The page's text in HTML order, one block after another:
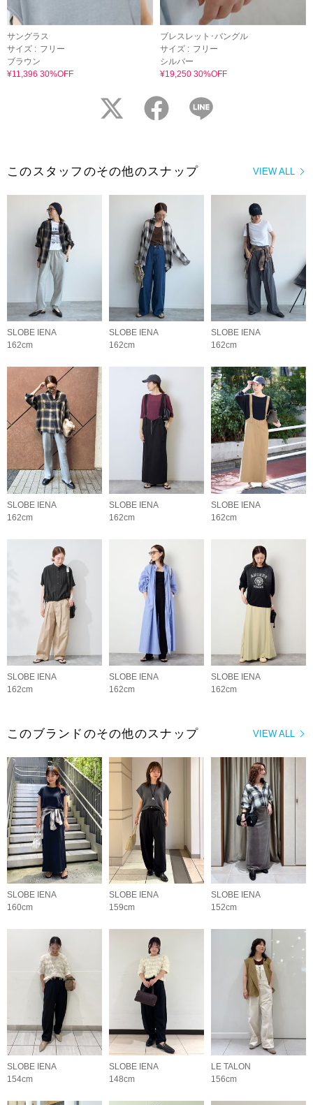
サングラス
サイズ : フリー
ブラウン
¥11,396 30%OFF
ブレスレット･バングル
サイズ : フリー
シルバー
¥19,250 30%OFF
twitter facebook
VIEW ALL
このスタッフのその他のスナップ
SLOBE IENA
162cm
SLOBE IENA
162cm
SLOBE IENA
162cm
SLOBE IENA
162cm
SLOBE IENA
162cm
SLOBE IENA
162cm
SLOBE IENA
162cm
SLOBE IENA
162cm
SLOBE IENA
162cm
VIEW ALL
このブランドのその他のスナップ
SLOBE IENA
160cm
SLOBE IENA
159cm
SLOBE IENA
152cm
SLOBE IENA
154cm
SLOBE IENA
148cm
LE TALON
156cm